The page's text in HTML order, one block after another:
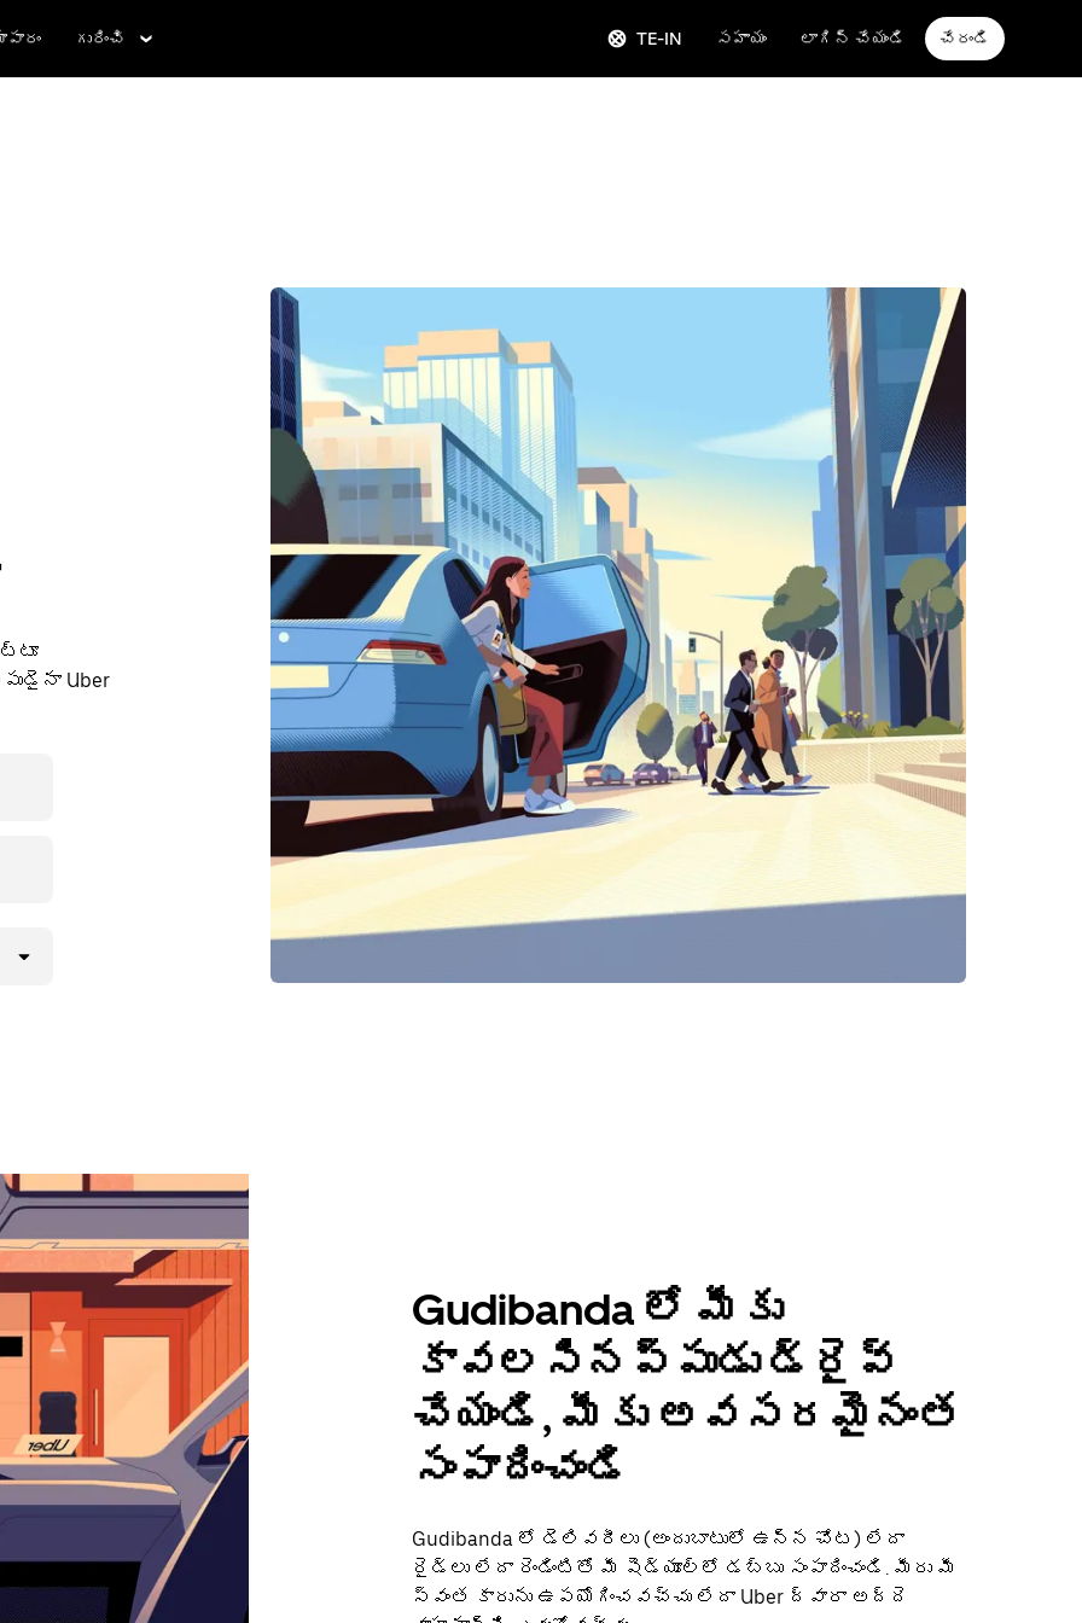
గురించి TE-IN సహాయం లాగిన్ చేయండి చేరండి
Uber
Gudibanda లో మీకు
కావలసినప్పుడు డ్రైవ్
చేయండి, మీకు అవసరమైనంత
సంపాదించండి
Gudibanda లో డెలివరీలు (అందుబాటులో ఉన్న చోట) లేదా
రైడ్‌లు లేదా రెండింటితో మీ షెడ్యూల్‌లో డబ్బు సంపాదించండి. మీరు మీ
స్వంత కారును ఉపయోగించవచ్చు లేదా Uber ద్వారా అద్దె